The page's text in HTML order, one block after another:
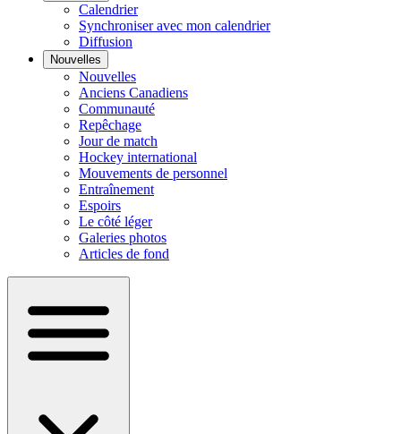
Calendrier
Synchroniser avec mon calendrier
Diffusion
Nouvelles
Nouvelles
Anciens Canadiens
Communauté
Repêchage
Jour de match
Hockey international
Mouvements de personnel
Entraînement
Espoirs
Le côté léger
Galeries photos
Articles de fond